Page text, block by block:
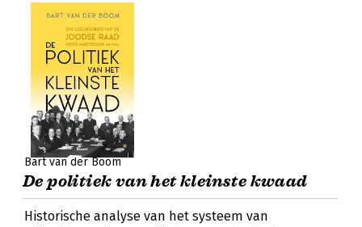
Bart van der Boom
De politiek van het kleinste kwaad
Historische analyse van het systeem van